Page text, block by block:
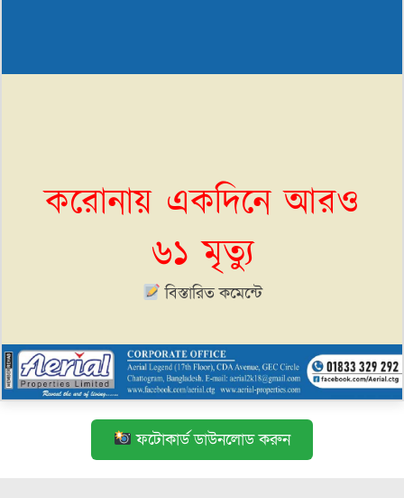
করোনায় একদিনে আরও
৬১ মৃত্যু
বিস্তারিত কমেন্টে
ফটোকার্ড ডাউনলোড করুন